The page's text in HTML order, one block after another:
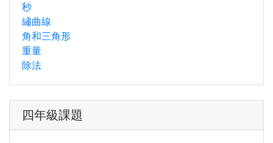
秒
繡曲線
角和三角形
重量
除法
四年級課題